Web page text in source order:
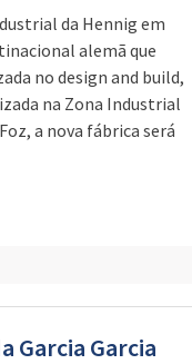
da Hennig em
alemã que
no design and build,
na Zona Industrial
a nova fábrica será
Garcia Garcia